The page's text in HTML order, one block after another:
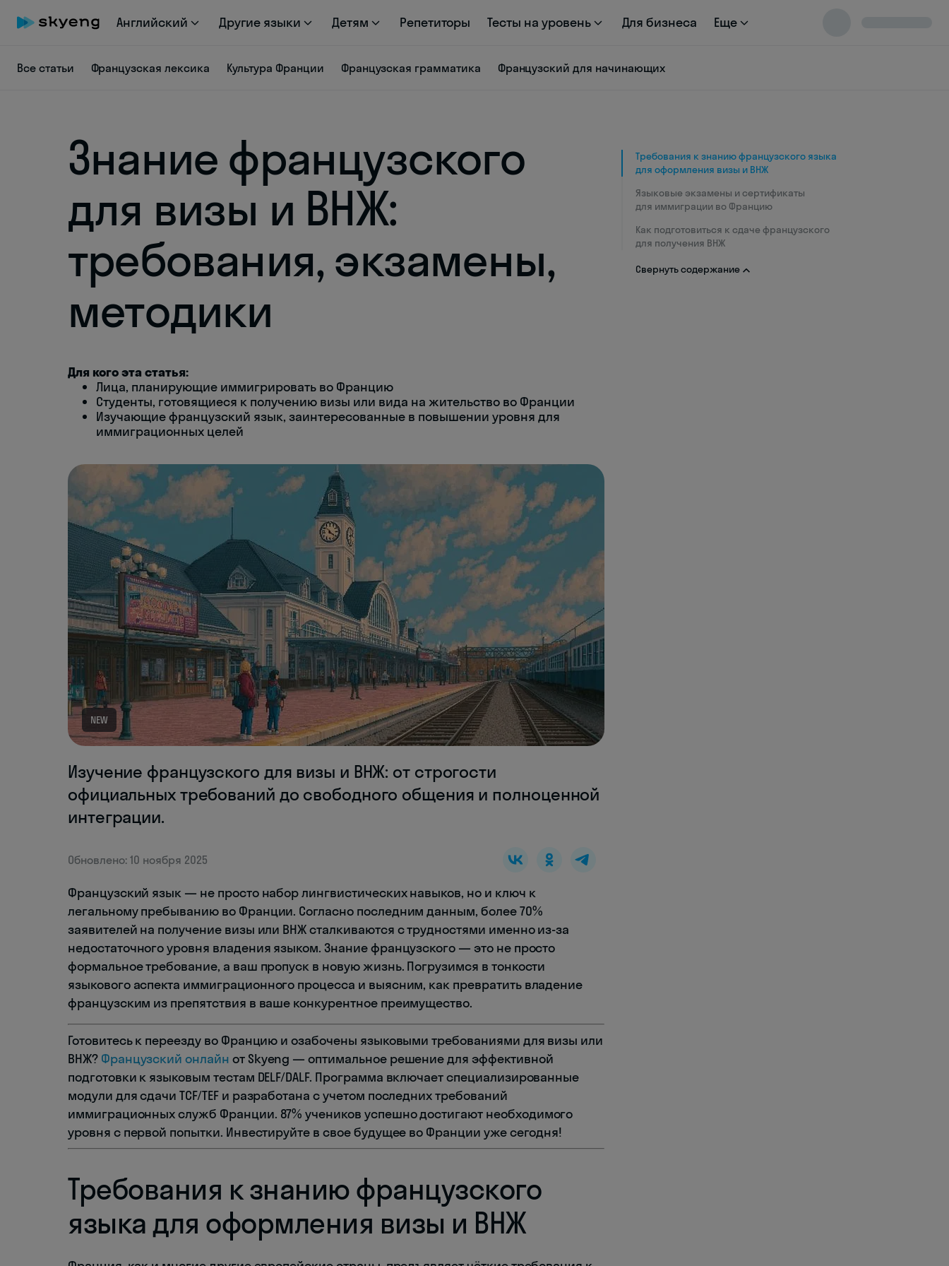
Английский Другие языки Детям Репетиторы Тесты на уровень Для бизнеса Еще
Все статьи Французская лексика Культура Франции Французская грамматика Французский для начинающих
Знание французского
для визы и ВНЖ:
требования, экзамены,
методики
Для кого эта статья:
Лица, планирующие иммигрировать во Францию
Студенты, готовящиеся к получению визы или вида на жительство во Франции
Изучающие французский язык, заинтересованные в повышении уровня для
иммиграционных целей
NEW
Изучение французского для визы и ВНЖ: от строгости
официальных требований до свободного общения и полноценной
интеграции.
Обновлено: 10 ноября 2025
Французский язык — не просто набор лингвистических навыков, но и ключ к
легальному пребыванию во Франции. Согласно последним данным, более 70%
заявителей на получение визы или ВНЖ сталкиваются с трудностями именно из-за
недостаточного уровня владения языком. Знание французского — это не просто
формальное требование, а ваш пропуск в новую жизнь. Погрузимся в тонкости
языкового аспекта иммиграционного процесса и выясним, как превратить владение
французским из препятствия в ваше конкурентное преимущество.
Готовитесь к переезду во Францию и озабочены языковыми требованиями для визы или
ВНЖ? Французский онлайн от Skyeng — оптимальное решение для эффективной
подготовки к языковым тестам DELF/DALF. Программа включает специализированные
модули для сдачи TCF/TEF и разработана с учетом последних требований
иммиграционных служб Франции. 87% учеников успешно достигают необходимого
уровня с первой попытки. Инвестируйте в свое будущее во Франции уже сегодня!
Требования к знанию французского
языка для оформления визы и ВНЖ
Требования к знанию французского языка
для оформления визы и ВНЖ
Языковые экзамены и сертификаты
для иммиграции во Францию
Как подготовиться к сдаче французского
для получения ВНЖ
Свернуть содержание